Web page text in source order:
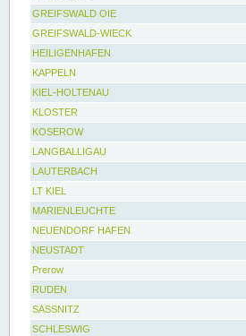
GREIFSWALD OIE
GREIFSWALD-WIECK
HEILIGENHAFEN
KAPPELN
KIEL-HOLTENAU
KLOSTER
KOSEROW
LANGBALLIGAU
LAUTERBACH
LT KIEL
MARIENLEUCHTE
NEUENDORF HAFEN
NEUSTADT
Prerow
RUDEN
SASSNITZ
SCHLESWIG